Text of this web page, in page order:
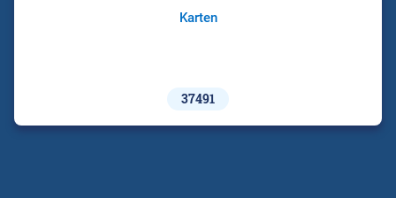
Karten
37491